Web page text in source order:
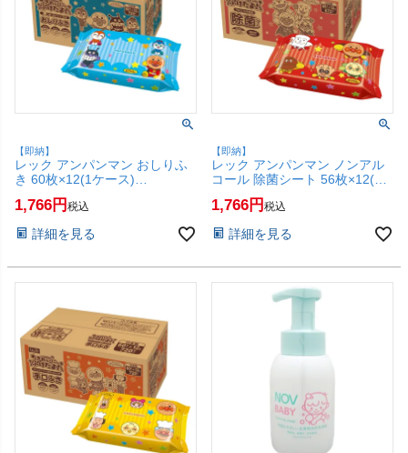
【即納】
レック アンパンマン おしりふ
き 60枚×12(1ケース)
ケース売り 箱 まとめ買い】
1,766 税込
詳細を見る
【即納】
レック アンパンマン ノンアル
コール 除菌シート 56枚×12(1
シュ LEC アンパンマン ケース
(6045207)
1,766 税込
詳細を見る